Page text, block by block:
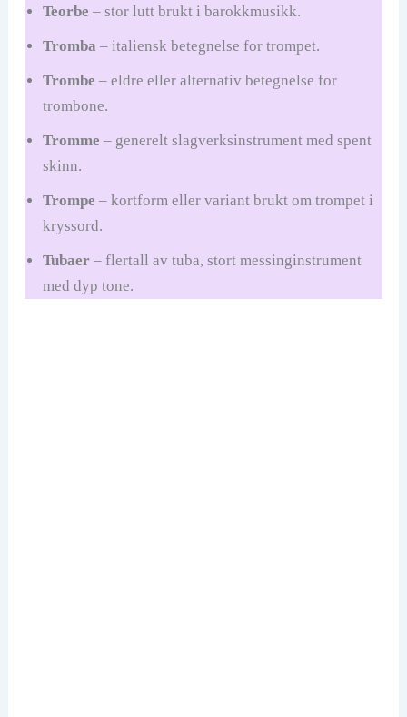
Teorbe – stor lutt brukt i barokkmusikk.
Tromba – italiensk betegnelse for trompet.
Trombe – eldre eller alternativ betegnelse for
trombone.
Tromme – generelt slagverksinstrument med spent
skinn.
Trompe – kortform eller variant brukt om trompet i
kryssord.
Tubaer – flertall av tuba, stort messinginstrument
med dyp tone.